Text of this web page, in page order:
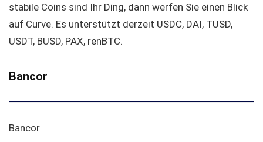
stabile Coins sind Ihr Ding, dann werfen Sie einen Blick
auf Curve. Es unterstützt derzeit USDC, DAI, TUSD,
USDT, BUSD, PAX, renBTC.
Bancor
Bancor